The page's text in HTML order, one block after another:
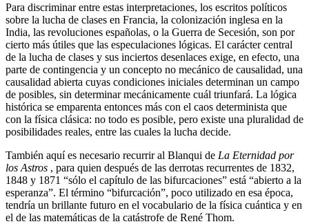
Para discriminar entre estas interpretaciones, los escritos políticos
sobre la lucha de clases en Francia, la colonización inglesa en la
India, las revoluciones españolas, o la Guerra de Secesión, son por
cierto más útiles que las especulaciones lógicas. El carácter central
de la lucha de clases y sus inciertos desenlaces exige, en efecto, una
parte de contingencia y un concepto no mecánico de causalidad, una
causalidad abierta cuyas condiciones iniciales determinan un campo
de posibles, sin determinar mecánicamente cuál triunfará. La lógica
histórica se emparenta entonces más con el caos determinista que
con la física clásica: no todo es posible, pero existe una pluralidad de
posibilidades reales, entre las cuales la lucha decide.
También aquí es necesario recurrir al Blanqui de La Eternidad por
los Astros , para quien después de las derrotas recurrentes de 1832,
1848 y 1871 “sólo el capítulo de las bifurcaciones” está “abierto a la
esperanza”. El término “bifurcación”, poco utilizado en esa época,
tendría un brillante futuro en el vocabulario de la física cuántica y en
el de las matemáticas de la catástrofe de René Thom.